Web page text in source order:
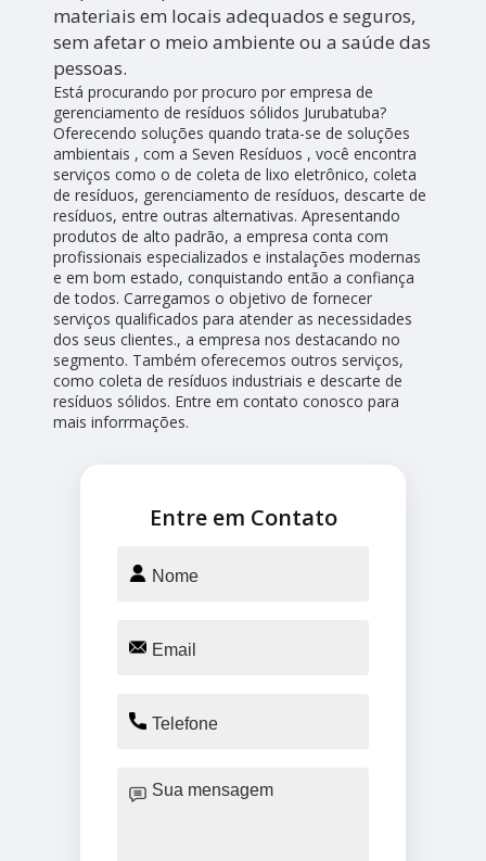
materiais em locais adequados e seguros,
sem afetar o meio ambiente ou a saúde das
pessoas.
Está procurando por procuro por empresa de
gerenciamento de resíduos sólidos Jurubatuba?
Oferecendo soluções quando trata-se de soluções
ambientais , com a Seven Resíduos , você encontra
serviços como o de coleta de lixo eletrônico, coleta
de resíduos, gerenciamento de resíduos, descarte de
resíduos, entre outras alternativas. Apresentando
produtos de alto padrão, a empresa conta com
profissionais especializados e instalações modernas
e em bom estado, conquistando então a confiança
de todos. Carregamos o objetivo de fornecer
serviços qualificados para atender as necessidades
dos seus clientes., a empresa nos destacando no
segmento. Também oferecemos outros serviços,
como coleta de resíduos industriais e descarte de
resíduos sólidos. Entre em contato conosco para
mais inforrmações.
Entre em Contato